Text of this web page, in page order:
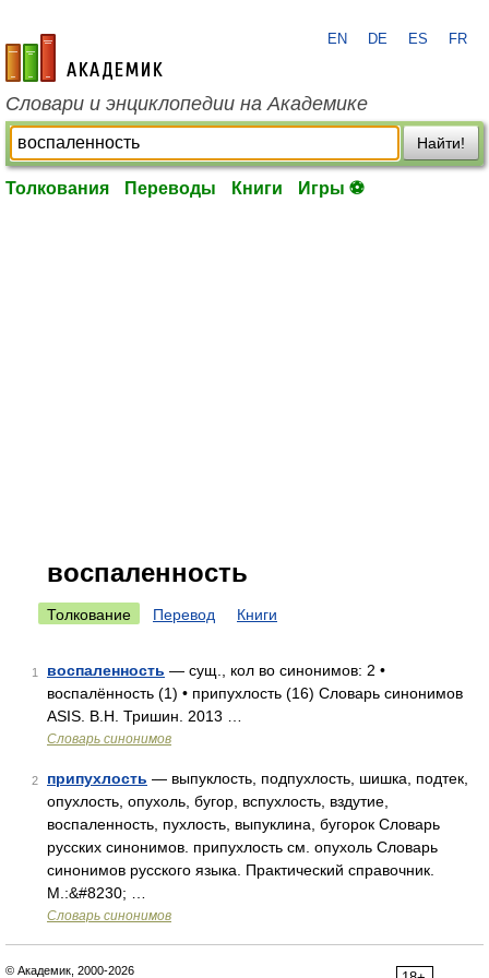
academic.ru
EN DE ES FR
Словари и энциклопедии на Академике
Найти!
Толкования Переводы Книги Игры ⚽
воспаленность
Толкование Перевод Книги
1 воспаленность — сущ., кол во синонимов: 2 •
воспалённость (1) • припухлость (16) Словарь синонимов
ASIS. В.Н. Тришин. 2013 …
Словарь синонимов
2 припухлость — выпуклость, подпухлость, шишка, подтек,
опухлость, опухоль, бугор, вспухлость, вздутие,
воспаленность, пухлость, выпуклина, бугорок Словарь
русских синонимов. припухлость см. опухоль Словарь
синонимов русского языка. Практический справочник.
М.:&#8230; …
Словарь синонимов
© Академик, 2000-2026